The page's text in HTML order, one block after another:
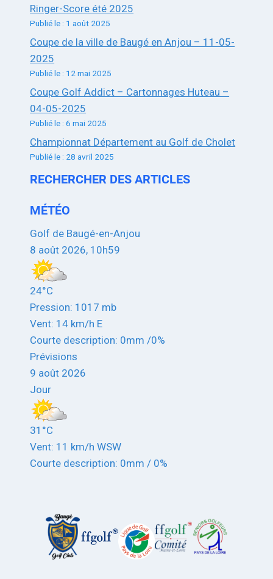
Ringer-Score été 2025
Publié le : 1 août 2025
Coupe de la ville de Baugé en Anjou – 11-05-
2025
Publié le : 12 mai 2025
Coupe Golf Addict – Cartonnages Huteau –
04-05-2025
Publié le : 6 mai 2025
Championnat Département au Golf de Cholet
Publié le : 28 avril 2025
RECHERCHER DES ARTICLES
MÉTÉO
Golf de Baugé-en-Anjou
8 août 2026, 10h59
24°C
Pression: 1017 mb
Vent: 14 km/h E
Courte description: 0mm /0%
Prévisions
9 août 2026
Jour
31°C
Vent: 11 km/h WSW
Courte description: 0mm / 0%